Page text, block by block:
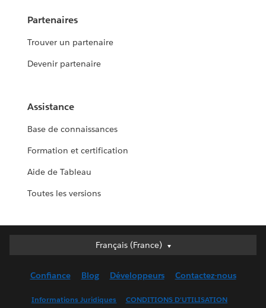
Partenaires
Trouver un partenaire
Devenir partenaire
Assistance
Base de connaissances
Formation et certification
Aide de Tableau
Toutes les versions
Français (France)
Français (France)
English (UK)
Confiance Blog Développeurs Contactez-nous
Informations Juridiques CONDITIONS D'UTILISATION